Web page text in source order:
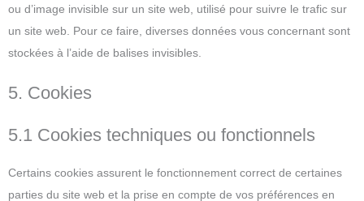
ou d’image invisible sur un site web, utilisé pour suivre le trafic sur
un site web. Pour ce faire, diverses données vous concernant sont
stockées à l’aide de balises invisibles.
5. Cookies
5.1 Cookies techniques ou fonctionnels
Certains cookies assurent le fonctionnement correct de certaines
parties du site web et la prise en compte de vos préférences en